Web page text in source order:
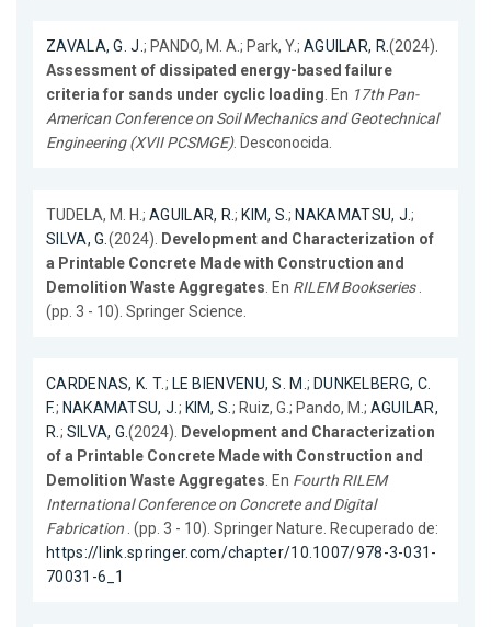
ZAVALA, G. J.; PANDO, M. A.; Park, Y.; AGUILAR, R.(2024).
Assessment of dissipated energy-based failure
criteria for sands under cyclic loading. En 17th Pan-
American Conference on Soil Mechanics and Geotechnical
Engineering (XVII PCSMGE). Desconocida.
TUDELA, M. H.; AGUILAR, R.; KIM, S.; NAKAMATSU, J.;
SILVA, G.(2024). Development and Characterization of
a Printable Concrete Made with Construction and
Demolition Waste Aggregates. En RILEM Bookseries.
(pp. 3 - 10). Springer Science.
CARDENAS, K. T.; LE BIENVENU, S. M.; DUNKELBERG, C.
F.; NAKAMATSU, J.; KIM, S.; Ruiz, G.; Pando, M.; AGUILAR,
R.; SILVA, G.(2024). Development and Characterization
of a Printable Concrete Made with Construction and
Demolition Waste Aggregates. En Fourth RILEM
International Conference on Concrete and Digital
Fabrication . (pp. 3 - 10). Springer Nature. Recuperado de:
https://link.springer.com/chapter/10.1007/978-3-031-
70031-6_1